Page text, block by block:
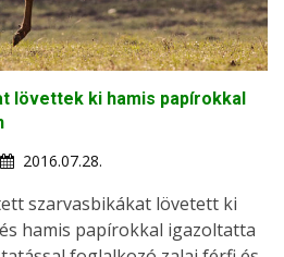
lövettek ki hamis papírokkal
2016.07.28.
szarvasbikákat lövetett ki
hamis papírokkal igazoltatta